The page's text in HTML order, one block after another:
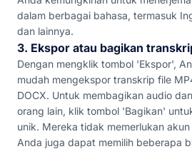
dalam berbagai bahasa, termasuk
dan lainnya.
3. Ekspor atau bagikan
Dengan mengklik tombol 'Ekspor',
mudah mengekspor transkrip file
DOCX. Untuk membagikan audio
orang lain, klik tombol 'Bagikan'
unik. Mereka tidak memerlukan
Anda juga dapat memilih beberapa